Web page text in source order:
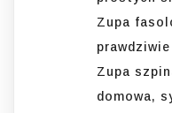
Zupa
Zupa
domowa,